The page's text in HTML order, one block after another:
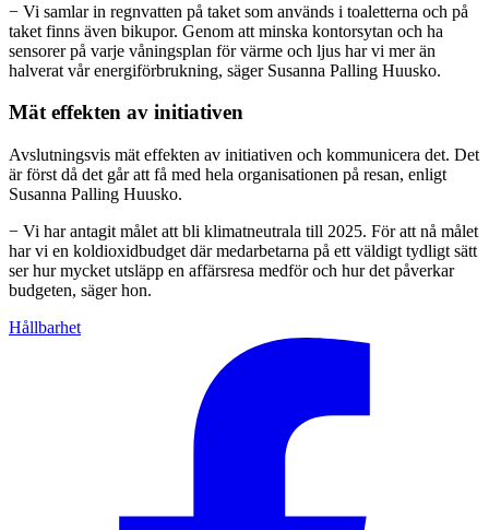
− Vi samlar in regnvatten på taket som används i toaletterna och på
taket finns även bikupor. Genom att minska kontorsytan och ha
sensorer på varje våningsplan för värme och ljus har vi mer än
halverat vår energiförbrukning, säger Susanna Palling Huusko.
Mät effekten av initiativen
Avslutningsvis mät effekten av initiativen och kommunicera det. Det
är först då det går att få med hela organisationen på resan, enligt
Susanna Palling Huusko.
− Vi har antagit målet att bli klimatneutrala till 2025. För att nå målet
har vi en koldioxidbudget där medarbetarna på ett väldigt tydligt sätt
ser hur mycket utsläpp en affärsresa medför och hur det påverkar
budgeten, säger hon.
Hållbarhet